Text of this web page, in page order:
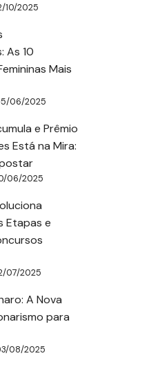
10/2025
As 10
Mais
06/2025
e Prêmio
Está na Mira:
06/2025
Etapas e
07/2025
A Nova
para
08/2025